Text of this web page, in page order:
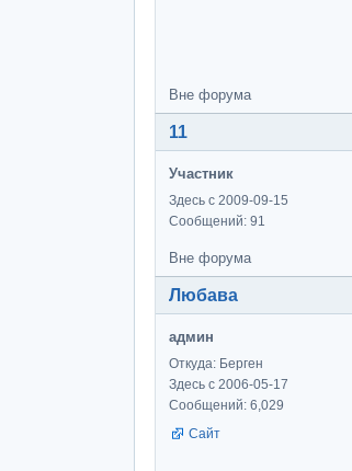
Вне форума
11
Участник
Здесь с 2009-09-15
Сообщений: 91
Вне форума
Любава
админ
Откуда: Берген
Здесь с 2006-05-17
Сообщений: 6,029
Сайт